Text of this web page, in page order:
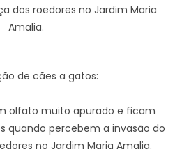
dos roedores no Jardim Maria
Amalia.
de cães a gatos:
olfato muito apurado e ficam
quando percebem a invasão do
no Jardim Maria Amalia.